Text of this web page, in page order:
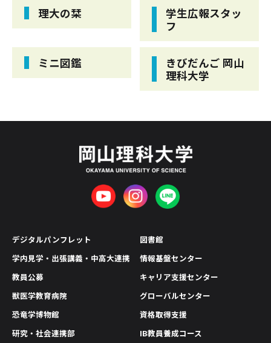
理大の栞
学生広報スタッ
フ
ミニ図鑑
きびだんご 岡山
理科大学
デジタルパンフレット
学内見学・出張講義・中高大連携
教員公募
獣医学教育病院
恐竜学博物館
研究・社会連携部
図書館
情報基盤センター
キャリア支援センター
グローバルセンター
資格取得支援
IB教員養成コース